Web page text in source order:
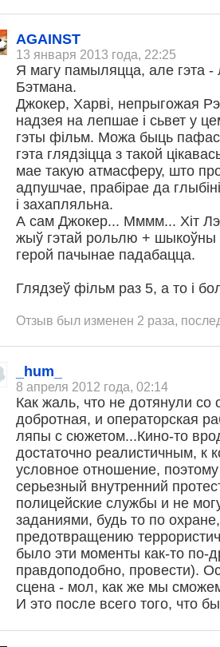
AGAINST
13 января 2013 года, 22:25
Я магу памыляцца, але гэта -
Бэтмана.
Джокер, Харві, непрыгожая
надзея на лепшае і сьвет у
гэты фільм. Можа быць
гэта глядзіцца з такой
мае такую атмасферу, што
адпушчае, прабірае да
і захапляльна.
А сам Джокер... Мммм... Хіт
жыў гэтай рольлю + шыкоўны
герой пачынае падабацца.
Глядзеў фільм раз 5, а то і
Отзыв был изменен 2 раза,
_hum_
8 апреля 2012 года, 02:14
Как жаль, что не дотянули
добротная, и операторская
ляпы с сюжетом...Кино-то
достаточно реалистичным,
условное отношение,
серьезный внутренний
полицейские службы и не
заданиями, будь то по
предотвращению
было эти моменты как-то по-
правдоподобно, провести).
сцена - мол, как же мы
И это после всего того, что